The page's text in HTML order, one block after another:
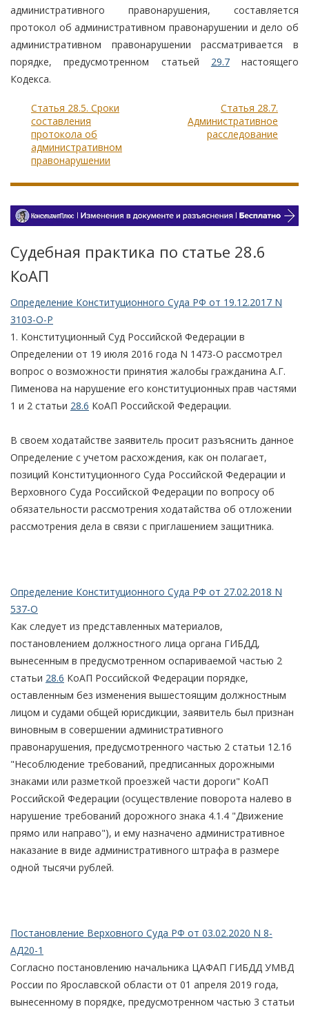
административного правонарушения, составляется
протокол об административном правонарушении и дело об
административном правонарушении рассматривается в
порядке, предусмотренном статьей 29.7настоящего
Кодекса.
Статья 28.5. Сроки
составления
протокола об
административном
правонарушении
Статья 28.7.
Административное
расследование
Судебная практика по статье 28.6
КоАП
Определение Конституционного Суда РФ от 19.12.2017 N
3103-О-Р
1. Конституционный Суд Российской Федерации в
Определении от 19 июля 2016 года N 1473-О рассмотрел
вопрос о возможности принятия жалобы гражданина А.Г.
Пименова на нарушение его конституционных прав частями
1 и 2 статьи 28.6 КоАП Российской Федерации.
В своем ходатайстве заявитель просит разъяснить данное
Определение с учетом расхождения, как он полагает,
позиций Конституционного Суда Российской Федерации и
Верховного Суда Российской Федерации по вопросу об
обязательности рассмотрения ходатайства об отложении
рассмотрения дела в связи с приглашением защитника.
Определение Конституционного Суда РФ от 27.02.2018 N
537-О
Как следует из представленных материалов,
постановлением должностного лица органа ГИБДД,
вынесенным в предусмотренном оспариваемой частью 2
статьи 28.6 КоАП Российской Федерации порядке,
оставленным без изменения вышестоящим должностным
лицом и судами общей юрисдикции, заявитель был признан
виновным в совершении административного
правонарушения, предусмотренного частью 2 статьи 12.16
"Несоблюдение требований, предписанных дорожными
знаками или разметкой проезжей части дороги" КоАП
Российской Федерации (осуществление поворота налево в
нарушение требований дорожного знака 4.1.4 "Движение
прямо или направо"), и ему назначено административное
наказание в виде административного штрафа в размере
одной тысячи рублей.
Постановление Верховного Суда РФ от 03.02.2020 N 8-
АД20-1
Согласно постановлению начальника ЦАФАП ГИБДД УМВД
России по Ярославской области от 01 апреля 2019 года,
вынесенному в порядке, предусмотренном частью 3 статьи